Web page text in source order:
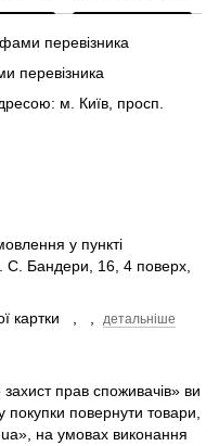
перевізника
перевізника
м. Київ, просп.
у пункті
С. Бандери, 16, 4 поверх,
картки
детальніше
прав споживачів» ви
повернути товари,
на умовах виконання